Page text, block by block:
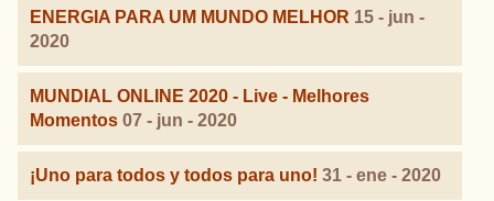
ENERGIA PARA UM MUNDO MELHOR 15 - jun -
2020
MUNDIAL ONLINE 2020 - Live - Melhores
Momentos 07 - jun - 2020
¡Uno para todos y todos para uno! 31 - ene - 2020